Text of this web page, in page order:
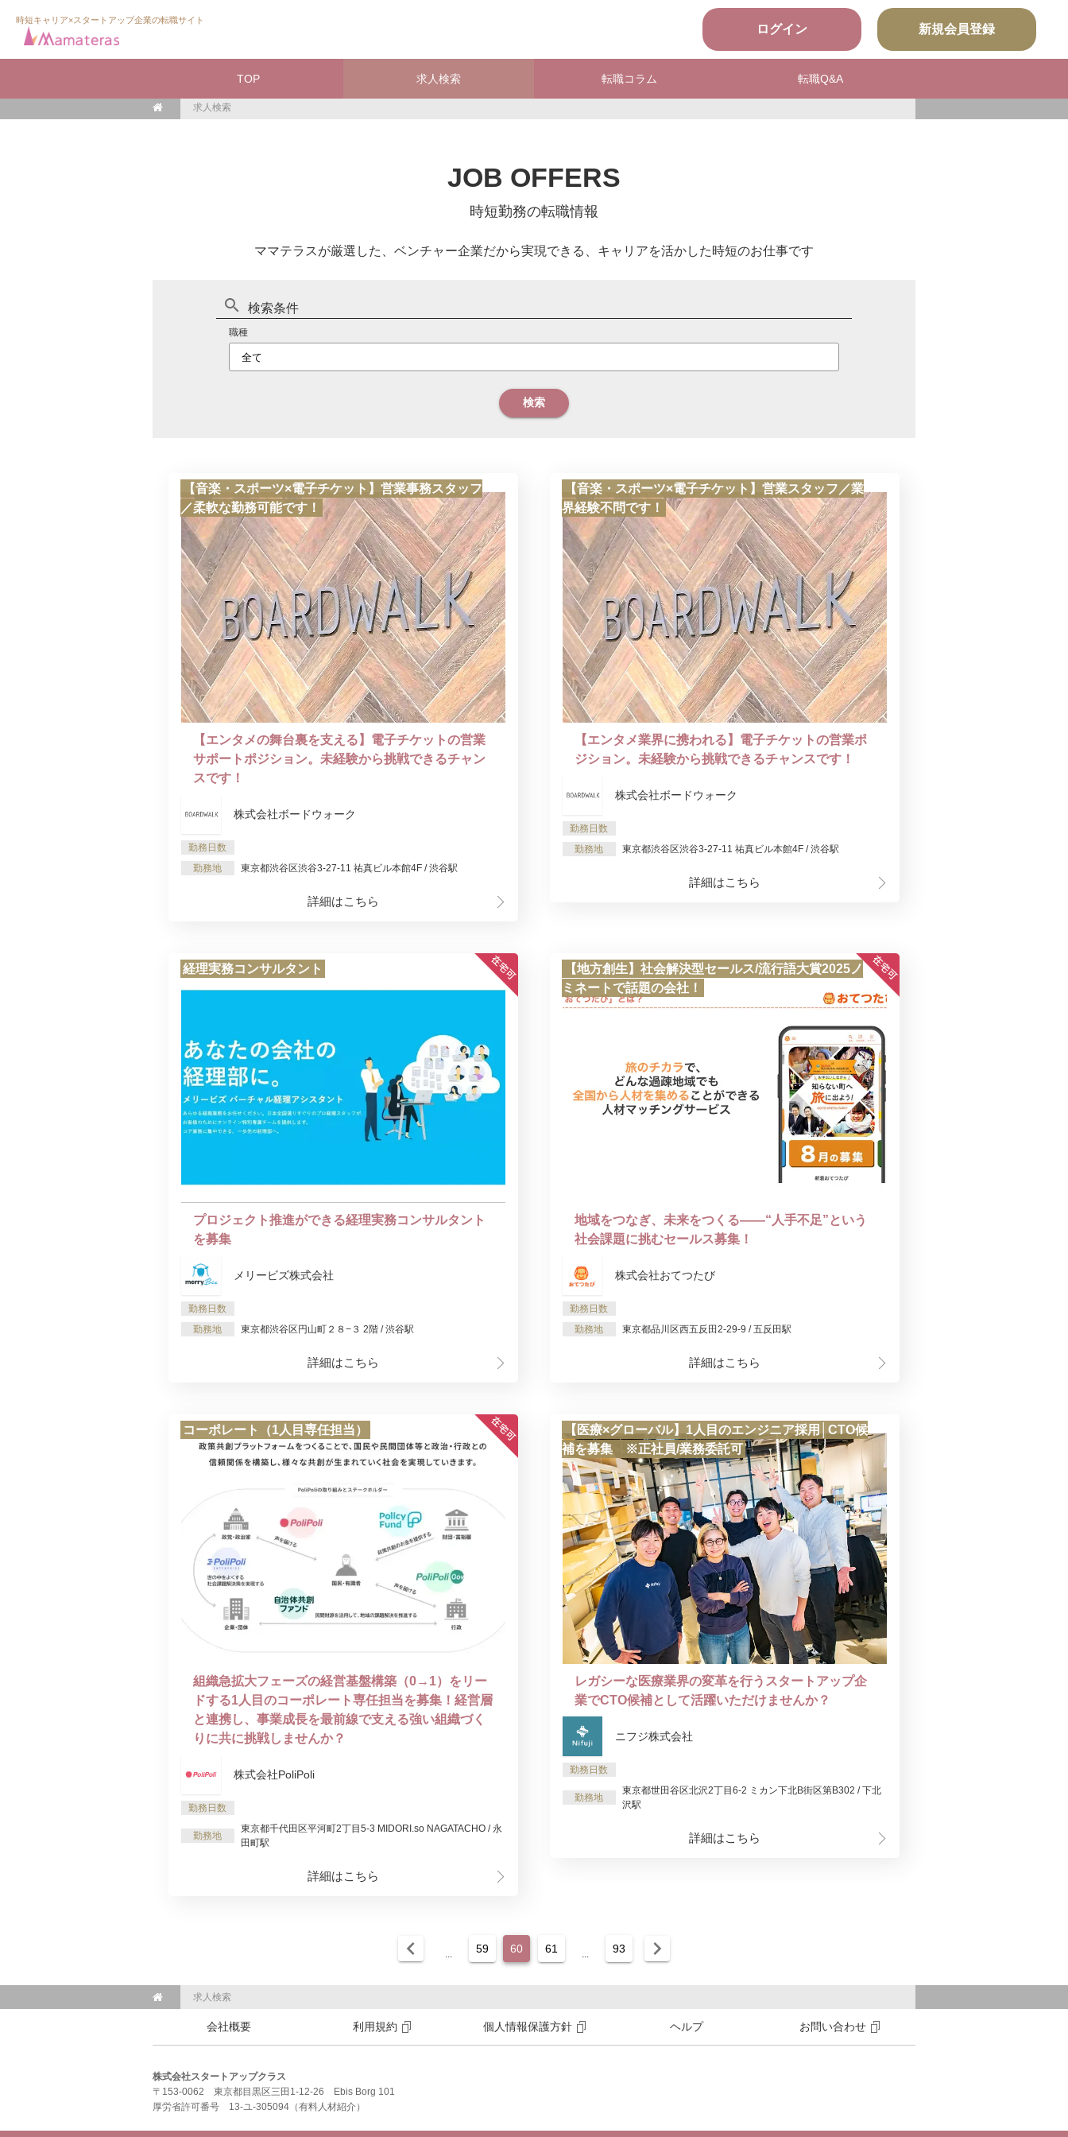
時短キャリア×スタートアップ企業の転職サイト
ログイン 新規会員登録
TOP 求人検索 転職コラム 転職Q&A
求人検索
JOB OFFERS
時短勤務の転職情報
ママテラスが厳選した、ベンチャー企業だから実現できる、キャリアを活かした時短のお仕事です
search 検索条件
職種
検索
【エンタメの舞台裏を支える】電子チケットの営業
サポートポジション。未経験から挑戦できるチャン
スです！
株式会社ボードウォーク
勤務日数
勤務地
東京都渋谷区渋谷3-27-11 祐真ビル本館4F / 渋谷駅
詳細はこちら
【音楽・スポーツ×電子チケット】営業事務スタッフ
／柔軟な勤務可能です！
【エンタメ業界に携われる】電子チケットの営業ポ
ジション。未経験から挑戦できるチャンスです！
株式会社ボードウォーク
勤務日数
勤務地
東京都渋谷区渋谷3-27-11 祐真ビル本館4F / 渋谷駅
詳細はこちら
【音楽・スポーツ×電子チケット】営業スタッフ／業
界経験不問です！
プロジェクト推進ができる経理実務コンサルタント
を募集
メリービズ株式会社
勤務日数
勤務地
東京都渋谷区円山町２８−３ 2階 / 渋谷駅
詳細はこちら
経理実務コンサルタント
地域をつなぎ、未来をつくる——“人手不足”という
社会課題に挑むセールス募集！
株式会社おてつたび
勤務日数
勤務地
東京都品川区西五反田2-29-9 / 五反田駅
詳細はこちら
【地方創生】社会解決型セールス/流行語大賞2025ノ
ミネートで話題の会社！
組織急拡大フェーズの経営基盤構築（0→1）をリー
ドする1人目のコーポレート専任担当を募集！経営層
と連携し、事業成長を最前線で支える強い組織づく
りに共に挑戦しませんか？
株式会社PoliPoli
勤務日数
勤務地
東京都千代田区平河町2丁目5-3 MIDORI.so NAGATACHO / 永
田町駅
詳細はこちら
コーポレート（1人目専任担当）
レガシーな医療業界の変革を行うスタートアップ企
業でCTO候補として活躍いただけませんか？
ニフジ株式会社
勤務日数
勤務地
東京都世田谷区北沢2丁目6-2 ミカン下北B街区第B302 / 下北
沢駅
詳細はこちら
【医療×グローバル】1人目のエンジニア採用│CTO候
補を募集 ※正社員/業務委託可
chevron_left 59 60 61 93 chevron_right
求人検索
会社概要 利用規約 個人情報保護方針 ヘルプ お問い合わせ
株式会社スタートアップクラス
〒153-0062 東京都目黒区三田1-12-26 Ebis Borg 101
厚労省許可番号 13-ユ-305094（有料人材紹介）